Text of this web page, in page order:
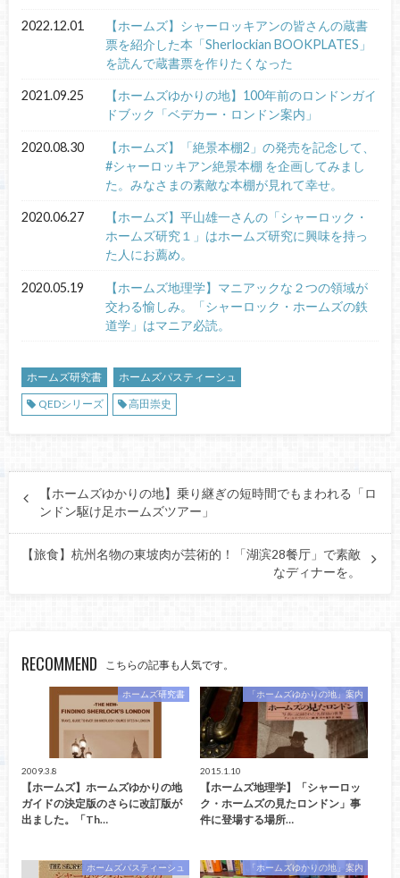
2022.12.01
【ホームズ】シャーロッキアンの皆さんの蔵書
票を紹介した本「Sherlockian BOOKPLATES」
を読んで蔵書票を作りたくなった
2021.09.25
【ホームズゆかりの地】100年前のロンドンガイ
ドブック「ベデカー・ロンドン案内」
2020.08.30
【ホームズ】「絶景本棚2」の発売を記念して、
#シャーロッキアン絶景本棚 を企画してみまし
た。みなさまの素敵な本棚が見れて幸せ。
2020.06.27
【ホームズ】平山雄一さんの「シャーロック・
ホームズ研究１」はホームズ研究に興味を持っ
た人にお薦め。
2020.05.19
【ホームズ地理学】マニアックな２つの領域が
交わる愉しみ。「シャーロック・ホームズの鉄
道学」はマニア必読。
ホームズ研究書
ホームズパスティーシュ
QEDシリーズ
高田崇史
【ホームズゆかりの地】乗り継ぎの短時間でもまわれる「ロ
ンドン駆け足ホームズツアー」
【旅食】杭州名物の東坡肉が芸術的！「湖滨28餐厅」で素敵
なディナーを。
RECOMMEND こちらの記事も人気です。
ホームズ研究書
2009.3.8
【ホームズ】ホームズゆかりの地
ガイドの決定版のさらに改訂版が
出ました。「Th…
「ホームズゆかりの地」案内
2015.1.10
【ホームズ地理学】「シャーロッ
ク・ホームズの見たロンドン」事
件に登場する場所…
ホームズパスティーシュ 「ホームズゆかりの地」案内